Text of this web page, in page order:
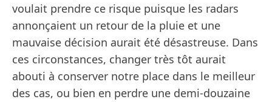
voulait prendre ce risque puisque les radars
annonçaient un retour de la pluie et une
mauvaise décision aurait été désastreuse. Dans
ces circonstances, changer très tôt aurait
abouti à conserver notre place dans le meilleur
des cas, ou bien en perdre une demi-douzaine